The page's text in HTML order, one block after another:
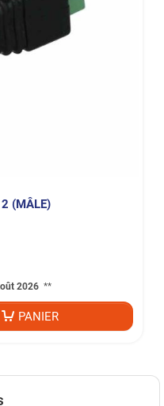
2 (MÂLE)
2026 **
PANIER